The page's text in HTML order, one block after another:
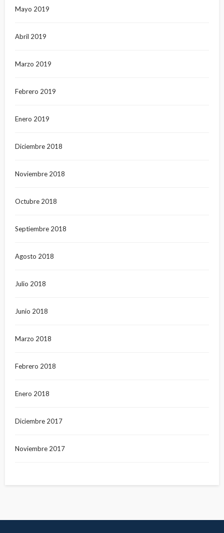
Mayo 2019
Abril 2019
Marzo 2019
Febrero 2019
Enero 2019
Diciembre 2018
Noviembre 2018
Octubre 2018
Septiembre 2018
Agosto 2018
Julio 2018
Junio 2018
Marzo 2018
Febrero 2018
Enero 2018
Diciembre 2017
Noviembre 2017